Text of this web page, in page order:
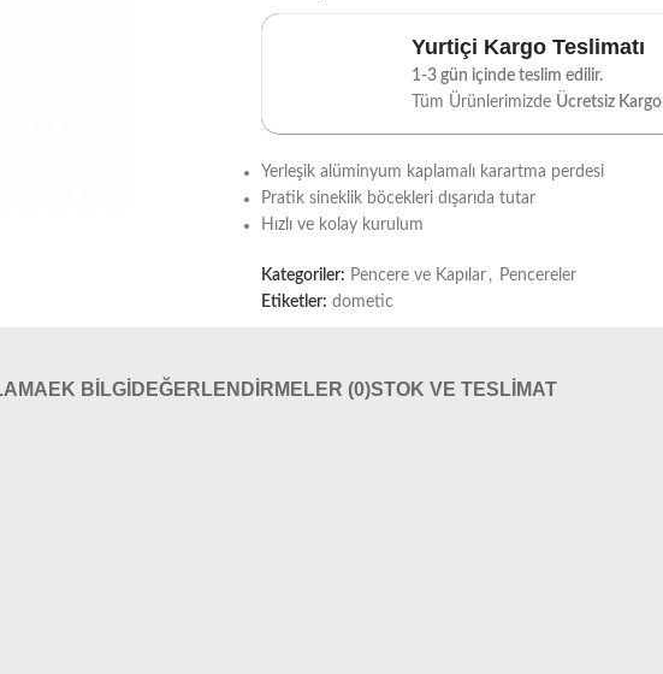
Yurtiçi Kargo Teslimatı
1-3 gün içinde teslim edilir.
Tüm Ürünlerimizde Ücretsiz Kargo
Yerleşik alüminyum kaplamalı karartma perdesi
Pratik sineklik böcekleri dışarıda tutar
Hızlı ve kolay kurulum
Kategoriler: Pencere ve Kapılar , Pencereler
Etiketler: dometic
EK BILGI DEĞERLENDIRMELER (0)STOK VE TESLIMAT